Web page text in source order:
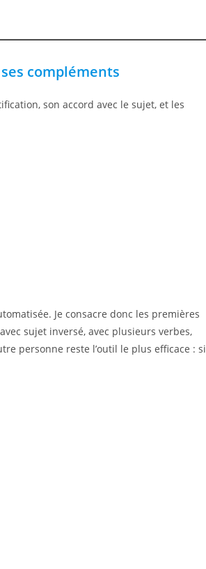
compléments
son accord avec le sujet, et les
Je consacre donc les premières
sujet inversé, avec plusieurs verbes,
personne reste l’outil le plus efficace : si